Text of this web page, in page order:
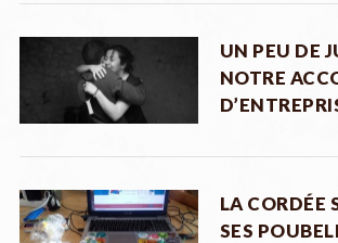
UN PEU DE
NOTRE
LA CORDÉE
SES